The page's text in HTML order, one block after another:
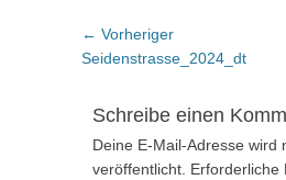
Beitragsnavigation
← VorherigerVorheriger
Beitrag:
Seidenstrasse_2024_dt
Schreibe einen
Deine E-Mail-Adresse wird
veröffentlicht. Erforderliche